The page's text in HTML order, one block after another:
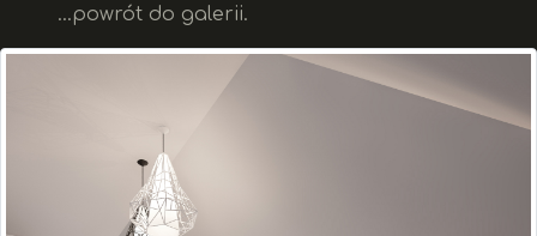
...powrót do galerii.